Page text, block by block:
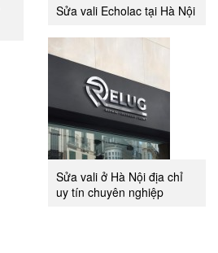
Sửa vali Echolac tại Hà Nội
Sửa vali ở Hà Nội địa chỉ
uy tín chuyên nghiệp